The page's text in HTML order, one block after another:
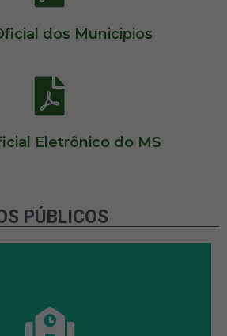
dos Municipios
Eletrônico do MS
PÚBLICOS